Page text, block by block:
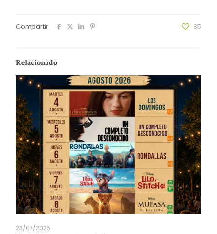
Compartir 85
Relacionado
23/07/2026